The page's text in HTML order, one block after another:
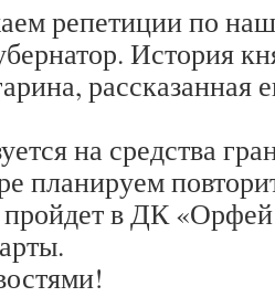
репетиции по
История
рассказанная
на средства
планируем
в ДК